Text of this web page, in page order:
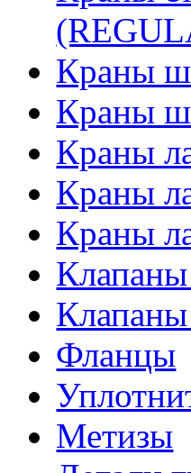
Краны
Краны
Краны
Краны
Краны
Фланцы
Метизы